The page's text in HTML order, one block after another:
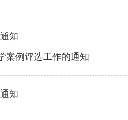
知
案例评选工作的通知
知